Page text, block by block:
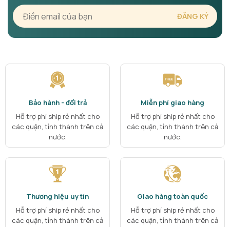
Bảo hành - đổi trả
Hỗ trợ phí ship rẻ nhất cho
các quận, tỉnh thành trên cả
nước.
Miễn phí giao hàng
Hỗ trợ phí ship rẻ nhất cho
các quận, tỉnh thành trên cả
nước.
Thương hiệu uy tín
Hỗ trợ phí ship rẻ nhất cho
các quận, tỉnh thành trên cả
Giao hàng toàn quốc
Hỗ trợ phí ship rẻ nhất cho
các quận, tỉnh thành trên cả